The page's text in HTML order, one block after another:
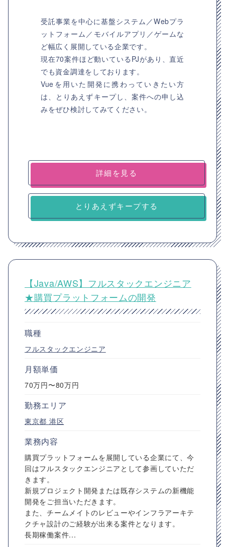
受託事業を中心に基盤システム／Webプラ
ットフォーム／モバイルアプリ／ゲームな
ど幅広く展開している企業です。
現在70案件ほど動いているPJがあり、直近
でも資金調達をしております。
Vueを用いた開発に携わっていきたい方
は、とりあえずキープし、案件への申し込
みをぜひ検討してみてください。
詳細を見る
とりあえずキープする
【Java/AWS】フルスタックエンジニア
★購買プラットフォームの開発
職種
フルスタックエンジニア
月額単価
70万円〜80万円
勤務エリア
東京都 港区
業務内容
購買プラットフォームを展開している企業にて、今
回はフルスタックエンジニアとして参画していただ
きます。
新規プロジェクト開発または既存システムの新機能
開発をご担当いただきます。
また、チームメイトのレビューやインフラアーキテ
クチャ設計のご経験が出来る案件となります。
長期稼働案件...